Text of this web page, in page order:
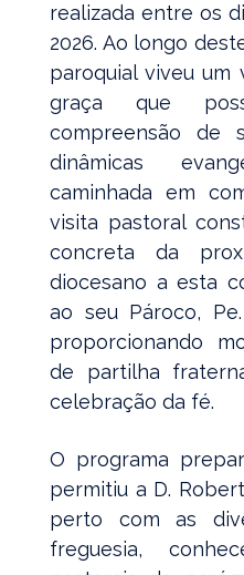
realizada entre os
2026. Ao longo
paroquial viveu um
graça que
compreensão de
dinâmicas
caminhada em
visita pastoral
concreta da
diocesano a esta
ao seu Pároco,
proporcionando
de partilha
celebração da fé.
O programa
permitiu a D.
perto com as
freguesia,